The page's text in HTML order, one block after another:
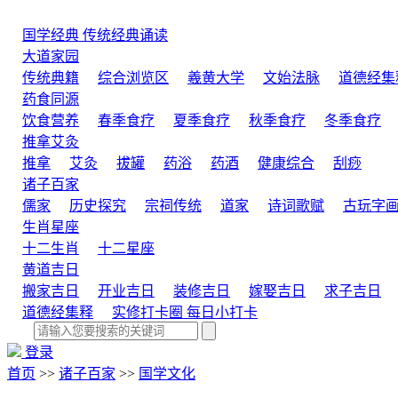
国学经典 传统经典诵读
大道家园
传统典籍
综合浏览区 羲黄大学 文始法脉
道德经集
药食同源
饮食营养
春季食疗 夏季食疗 秋季食疗 冬季食疗
推拿艾灸
推拿
艾灸 拔罐 药浴 药酒 健康综合
刮痧
诸子百家
儒家
历史探究 宗祠传统 道家 诗词歌赋 古玩字画
生肖星座
十二生肖
十二星座
黄道吉日
搬家吉日
开业吉日 装修吉日 嫁娶吉日
求子吉日
道德经集释
实修打卡圈 每日小打卡
登录
首页 >> 诸子百家 >> 国学文化